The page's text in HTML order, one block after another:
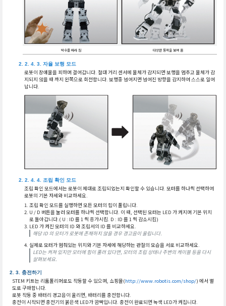
박수를 따라 침 다양한 동작을 보여 줌
자율 보행 모드
로봇이 장애물을 피하며 걸어갑니다. 절대 거리 센서에 물체가 감지되면 보행을 멈추고 물체가 감
지되지 않을 때 까지 왼쪽으로 회전합니다. 보행중 넘어지면 넘어진 방향을 감지하여 스스로 일어
납니다.
조립 확인 모드
조립 확인 모드에서는 로봇이 제대로 조립되었는지 확인할 수 있습니다. 모터를 하나씩 선택하여
로봇의 기본 자세와 비교하세요.
조립 확인 모드를 실행하면 모든 모터의 힘이 풀립니다.
U / D 버튼을 눌러 모터를 하나씩 선택합니다. 이 때, 선택된 모터는 LED 가 켜지며 기본 위치
로 돌아갑니다.( U : ID 를 1 씩 증가시킴. D : ID 를 1 씩 감소시킴)
LED 가 켜진 모터의 ID 와 조립서의 ID 를 비교하세요.
해당 ID 의 모터가 로봇에 존재하지 않을 경우 경고음이 울립니다.
실제로 모터가 멈춰있는 위치와 기본 자세에 해당하는 관절의 모습을 서로 비교하세요.
LED는 켜져 있지만 모터에 힘이 풀려 있다면, 모터의 조립 상태나 주변의 케이블 등을 다시
살펴보세요.
충전하기
STEM 키트는 리튬폴리머로도 작동할 수 있으며, 쇼핑몰(http://www.robotis.com/shop/) 에서 별
도로 구매합니다.
로봇 작동 중 배터리 경고음이 울리면, 배터리를 충전합니다.
충전이 시작되면 충전기의 붉은색 LED가 깜빡입니다. 충전이 완료되면 녹색 LED가 켜집니다.